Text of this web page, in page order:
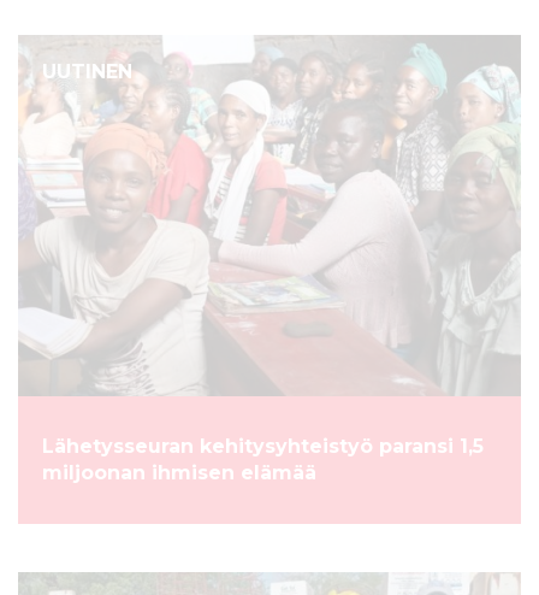
UUTINEN
Lähetysseuran kehitysyhteistyö paransi 1,5
miljoonan ihmisen elämää